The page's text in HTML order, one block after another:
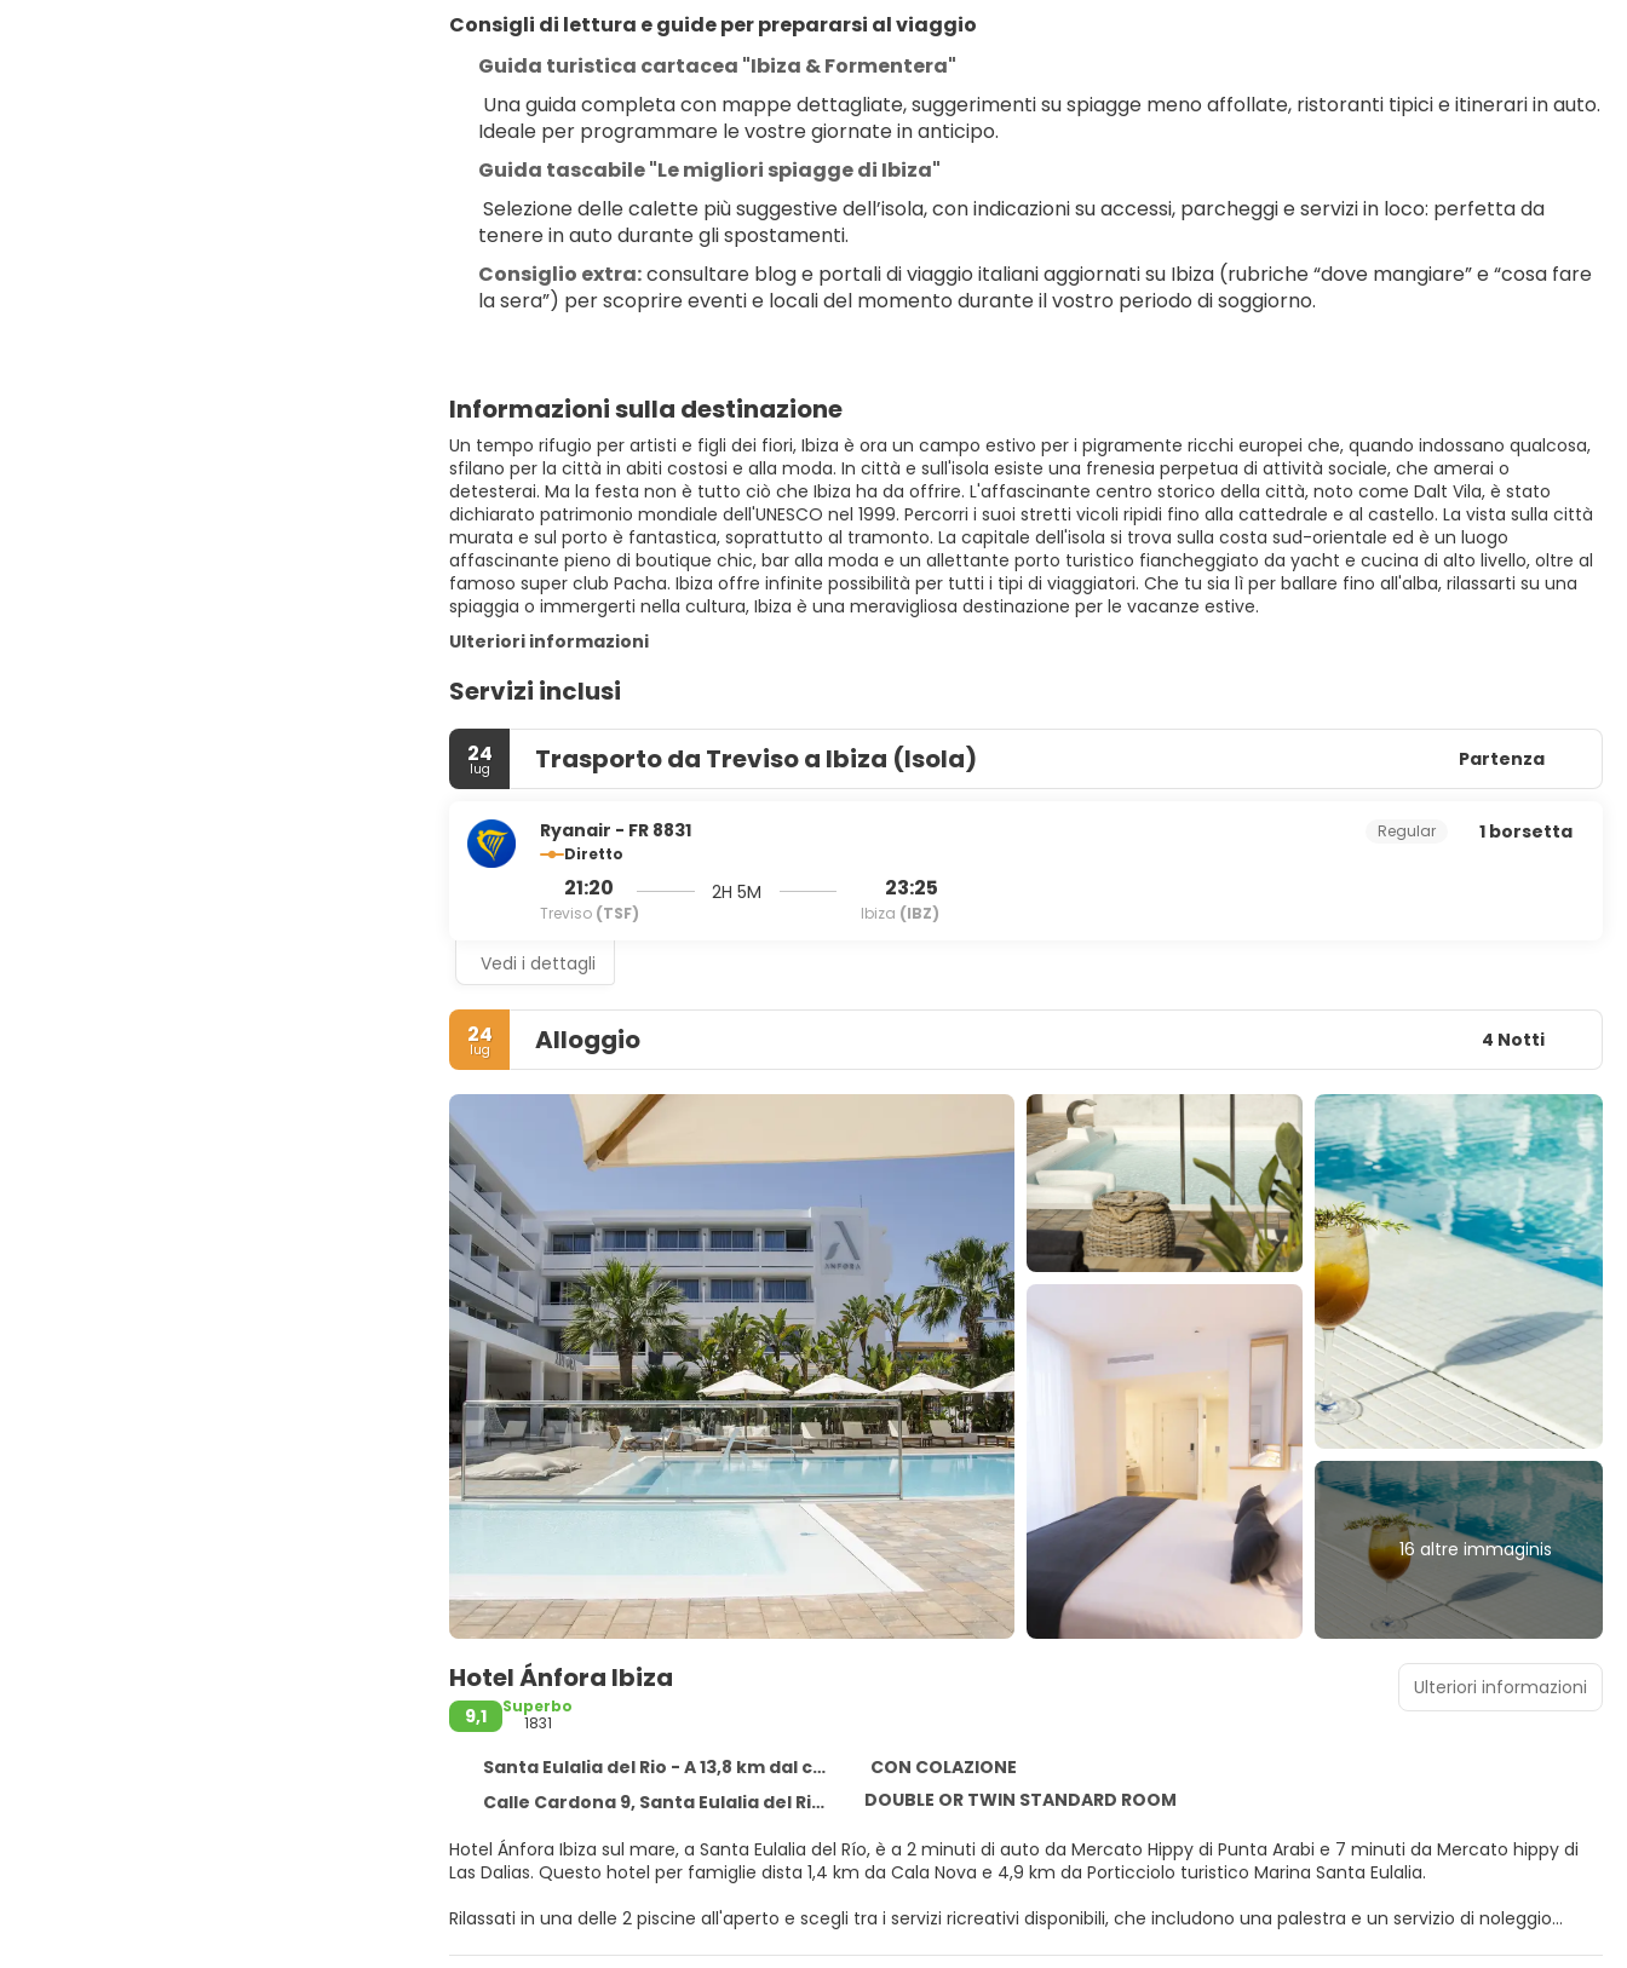
Consigli di lettura e guide per prepararsi al viaggio
Guida turistica cartacea "Ibiza & Formentera"
Ideale per programmare le vostre giornate in anticipo.
Guida tascabile "Le migliori spiagge di Ibiza"
tenere in auto durante gli spostamenti.
Consiglio extra: consultare blog e portali di viaggio italiani aggiornati su Ibiza (rubriche “dove mangiare” e “cosa fare
la sera”) per scoprire eventi e locali del momento durante il vostro periodo di soggiorno.
Informazioni sulla destinazione
Un tempo rifugio per artisti e figli dei fiori, Ibiza è ora un campo estivo per i pigramente ricchi europei che, quando indossano qualcosa,
sfilano per la città in abiti costosi e alla moda. In città e sull'isola esiste una frenesia perpetua di attività sociale, che amerai o
detesterai. Ma la festa non è tutto ciò che Ibiza ha da offrire. L'affascinante centro storico della città, noto come Dalt Vila, è stato
dichiarato patrimonio mondiale dell'UNESCO nel 1999. Percorri i suoi stretti vicoli ripidi fino alla cattedrale e al castello. La vista sulla città
murata e sul porto è fantastica, soprattutto al tramonto. La capitale dell'isola si trova sulla costa sud-orientale ed è un luogo
affascinante pieno di boutique chic, bar alla moda e un allettante porto turistico fiancheggiato da yacht e cucina di alto livello, oltre al
famoso super club Pacha. Ibiza offre infinite possibilità per tutti i tipi di viaggiatori. Che tu sia lì per ballare fino all'alba, rilassarti su una
spiaggia o immergerti nella cultura, Ibiza è una meravigliosa destinazione per le vacanze estive.
Ulteriori informazioni
Servizi inclusi
24
lug Trasporto da Treviso a Ibiza (Isola) Partenza
Ryanair - FR 8831
Diretto
21:20
Treviso (TSF)
2H 5M 23:25
Ibiza (IBZ)
Regular 1 borsetta
Vedi i dettagli
24
lug Alloggio 4 Notti
16 altre immaginis
Hotel Ánfora Ibiza
9,1
Superbo
1831
Santa Eulalia del Rio - A 13,8 km dal centro
CON COLAZIONE
Calle Cardona 9, Santa Eulalia del Rio 7840
DOUBLE OR TWIN STANDARD ROOM
Hotel Ánfora Ibiza sul mare, a Santa Eulalia del Río, è a 2 minuti di auto da Mercato Hippy di Punta Arabi e 7 minuti da Mercato hippy di
Las Dalias. Questo hotel per famiglie dista 1,4 km da Cala Nova e 4,9 km da Porticciolo turistico Marina Santa Eulalia.
Rilassati in una delle 2 piscine all'aperto e scegli tra i servizi ricreativi disponibili, che includono una palestra e un servizio di noleggio
Ulteriori informazioni